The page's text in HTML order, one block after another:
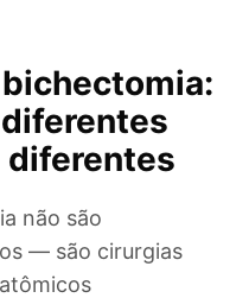
diferentes
não são
— são cirurgias